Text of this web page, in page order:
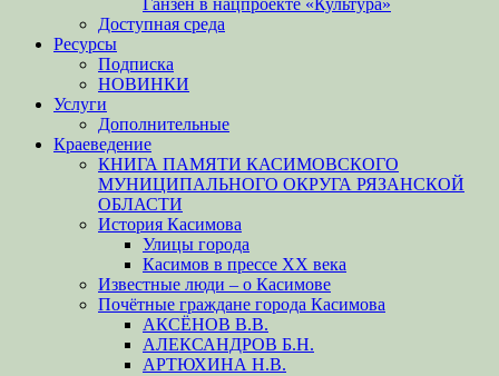
Ганзен в нацпроекте «Культура»
Доступная среда
Ресурсы
Подписка
НОВИНКИ
Услуги
Дополнительные
Краеведение
КНИГА ПАМЯТИ КАСИМОВСКОГО
МУНИЦИПАЛЬНОГО ОКРУГА РЯЗАНСКОЙ
ОБЛАСТИ
История Касимова
Улицы города
Касимов в прессе XX века
Известные люди – о Касимове
Почётные граждане города Касимова
АКСЁНОВ В.В.
АЛЕКСАНДРОВ Б.Н.
АРТЮХИНА Н.В.